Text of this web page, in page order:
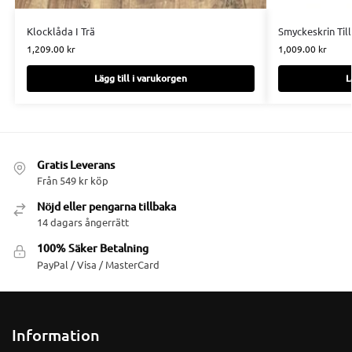
Klocklåda I Trä
1,209.00 kr
Lägg till i varukorgen
Smyckeskrin
1,009.00 kr
Gratis Leverans
Från 549 kr köp
Nöjd eller pengarna tillbaka
14 dagars ångerrätt
100% Säker Betalning
PayPal / Visa / MasterCard
Information